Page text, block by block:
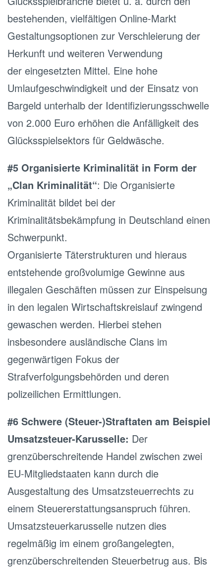
bestehenden, vielfältigen Online-Markt
Gestaltungsoptionen zur Verschleierung der
Herkunft und weiteren Verwendung
der eingesetzten Mittel. Eine hohe
Umlaufgeschwindigkeit und der Einsatz von
Bargeld unterhalb der Identifizierungsschwelle
von 2.000 Euro erhöhen die Anfälligkeit des
Glücksspielsektors für Geldwäsche.
#5 Organisierte Kriminalität in Form der
„Clan Kriminalität“: Die Organisierte
Kriminalität bildet bei der
Kriminalitätsbekämpfung in Deutschland einen
Schwerpunkt.
Organisierte Täterstrukturen und hieraus
entstehende großvolumige Gewinne aus
illegalen Geschäften müssen zur Einspeisung
in den legalen Wirtschaftskreislauf zwingend
gewaschen werden. Hierbei stehen
insbesondere ausländische Clans im
gegenwärtigen Fokus der
Strafverfolgungsbehörden und deren
polizeilichen Ermittlungen.
#6 Schwere (Steuer-)Straftaten am Beispiel
Umsatzsteuer-Karusselle: Der
grenzüberschreitende Handel zwischen zwei
EU-Mitgliedstaaten kann durch die
Ausgestaltung des Umsatzsteuerrechts zu
einem Steuererstattungsanspruch führen.
Umsatzsteuerkarusselle nutzen dies
regelmäßig im einem großangelegten,
grenzüberschreitenden Steuerbetrug aus. Bis